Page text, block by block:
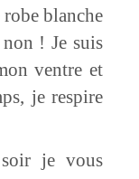
blanche
! Je suis
ventre et
je respire
je vous